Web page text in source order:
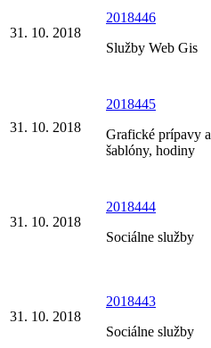
31. 10. 2018
2018446
Služby Web Gis
31. 10. 2018
2018445
Grafické prípavy a
šablóny, hodiny
31. 10. 2018
2018444
Sociálne služby
31. 10. 2018
2018443
Sociálne služby